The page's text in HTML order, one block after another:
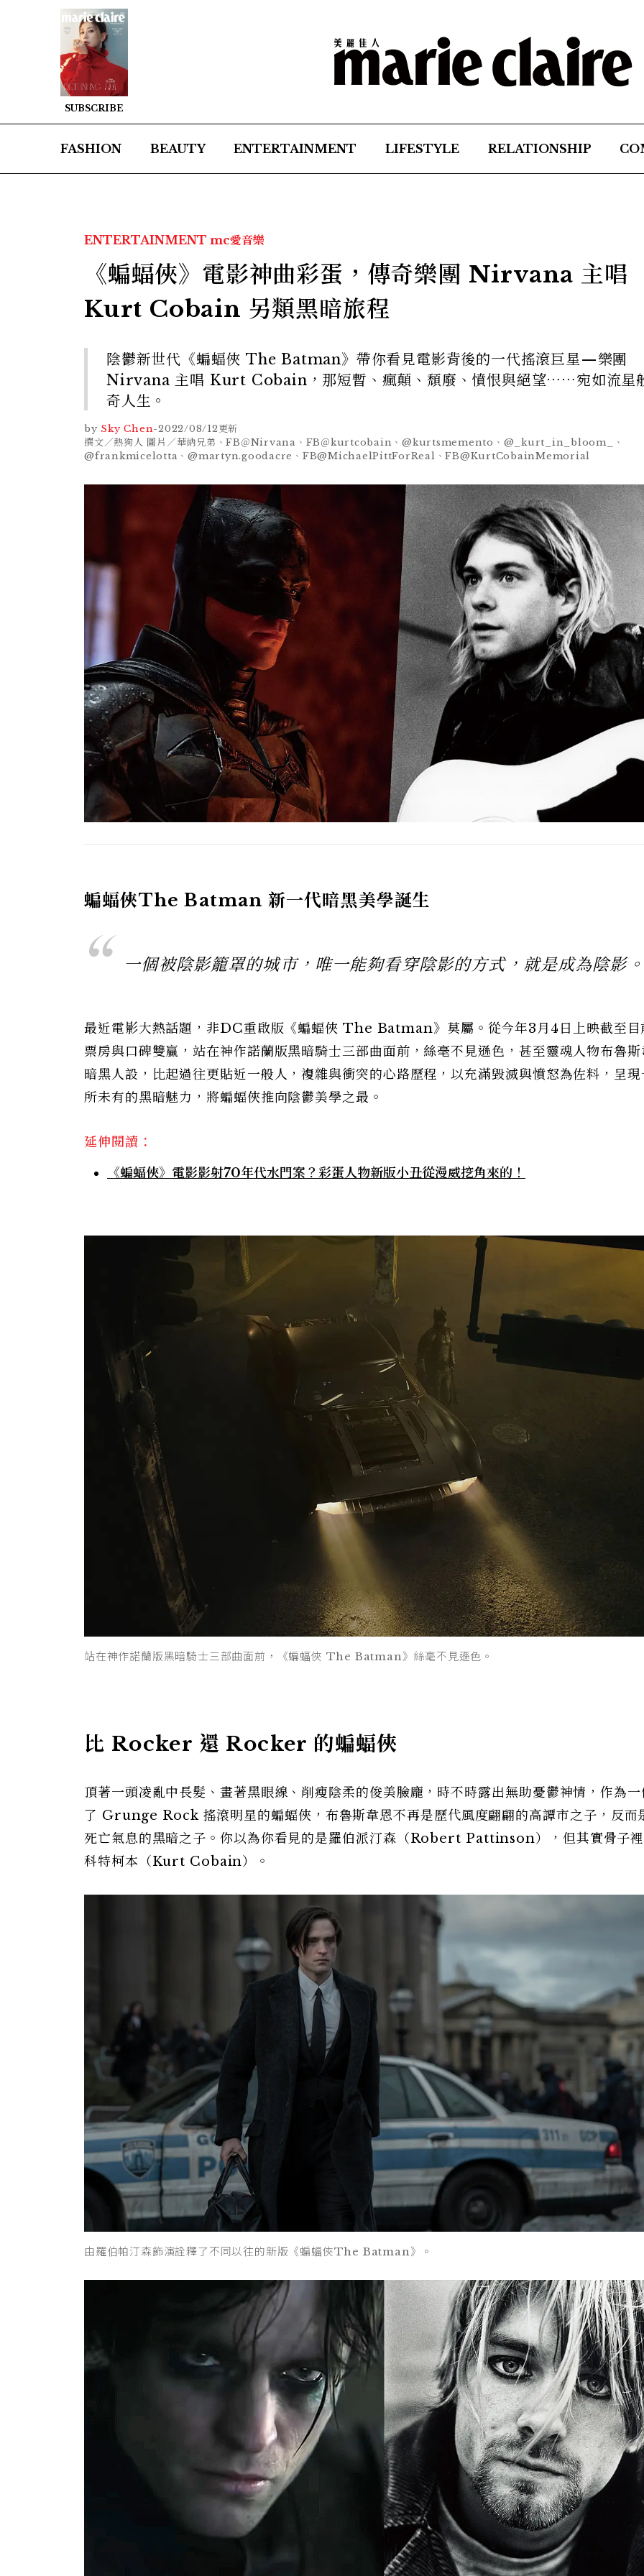
SUBSCRIBE
FASHION BEAUTY ENTERTAINMENT LIFESTYLE RELATIONSHIP
ENTERTAINMENT mc愛音樂
《蝙蝠俠》電影神曲彩蛋，傳奇樂團 Nirvana 主唱
Kurt Cobain 另類黑暗旅程
陰鬱新世代《蝙蝠俠 The Batman》帶你看見電影背後的一代搖滾巨星—樂團
Nirvana 主唱 Kurt Cobain，那短暫、瘋顛、頹廢、憤恨與絕望⋯⋯宛如流星
奇人生。
by Sky Chen-2022/08/12更新
撰文／熱狗人 圖片／華納兄弟、FB＠Nirvana、FB＠kurtcobain、@kurtsmemento、@​​_kurt_in_bloom_、
@frankmicelotta、@martyn.goodacre、FB@MichaelPittForReal、FB@KurtCobainMemorial
蝙蝠俠The Batman 新一代暗黑美學誕生
一個被陰影籠罩的城市，唯一能夠看穿陰影的方式，就是成為陰影。
最近電影大熱話題，非DC重啟版《蝙蝠俠 The Batman》莫屬。從今年3月4日上映截至目
票房與口碑雙贏，站在神作諾蘭版黑暗騎士三部曲面前，絲毫不見遜色，甚至靈魂人物布魯
暗黑人設，比起過往更貼近一般人，複雜與衝突的心路歷程，以充滿毀滅與憤怒為佐料，呈
所未有的黑暗魅力，將蝙蝠俠推向陰鬱美學之最。
延伸閱讀：
《蝙蝠俠》電影影射70年代水門案？彩蛋人物新版小丑從漫威挖角來的！
站在神作諾蘭版黑暗騎士三部曲面前，《蝙蝠俠 The Batman》絲毫不見遜色。
比 Rocker 還 Rocker 的蝙蝠俠
頂著一頭凌亂中長髮、畫著黑眼線、削瘦陰柔的俊美臉龐，時不時露出無助憂鬱神情，作為
了 Grunge Rock 搖滾明星的蝙蝠俠，布魯斯韋恩不再是歷代風度翩翩的高譚市之子，反而
死亡氣息的黑暗之子。你以為你看見的是羅伯派汀森（Robert Pattinson），但其實骨子
科特柯本（Kurt Cobain）。
由羅伯帕汀森飾演詮釋了不同以往的新版《蝙蝠俠The Batman》。